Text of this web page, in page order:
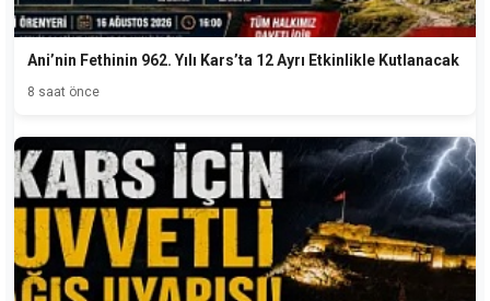
Ani’nin Fethinin 962. Yılı Kars’ta 12 Ayrı Etkinlikle Kutlanacak
8 saat önce